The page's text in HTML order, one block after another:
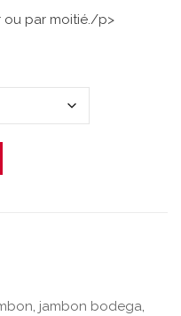
ou par moitié./p>
Grand Affinage
, jambon bodega,